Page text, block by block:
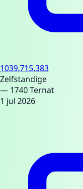
1039.715.383
Zelfstandige
— 1740 Ternat
1 jul 2026